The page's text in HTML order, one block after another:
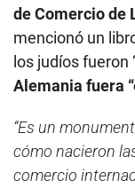
de Comercio de
mencionó un
los judíos fueron
Alemania fuera
“Es un
cómo nacieron
comercio